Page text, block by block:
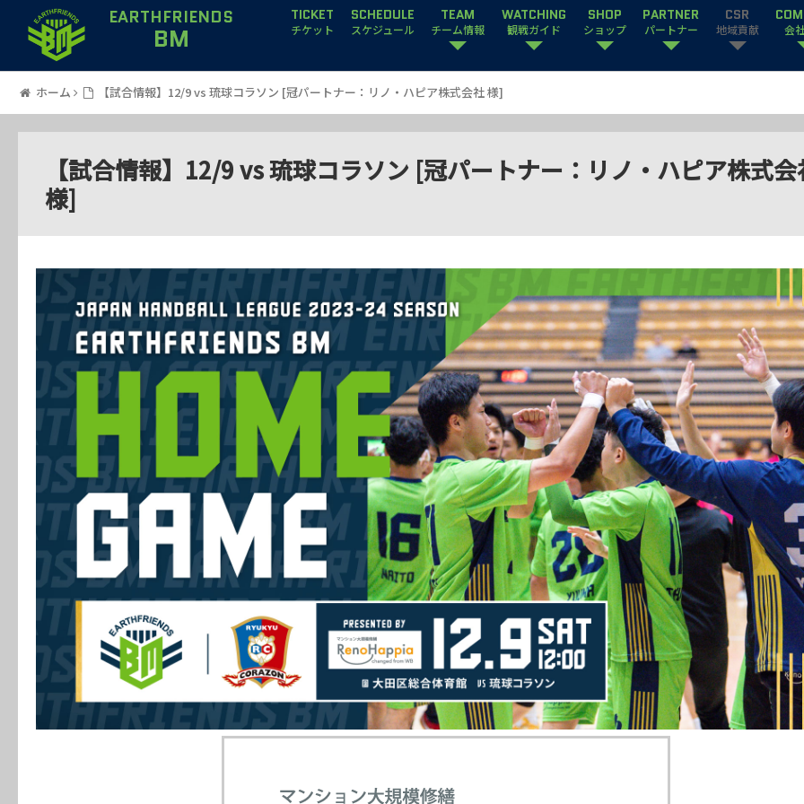
EARTHFRIENDS
BM
TICKET
チケット
SCHEDULE
スケジュール
TEAM
チーム情報
WATCHING
観戦ガイド
SHOP
ショップ
PARTNER
パートナー
CSR
地域貢献 会
ホーム 【試合情報】12/9 vs 琉球コラソン [冠パートナー：リノ・ハピア株式会社 様]
【試合情報】12/9 vs 琉球コラソン [冠パートナー：リノ・ハピア株式会
様]